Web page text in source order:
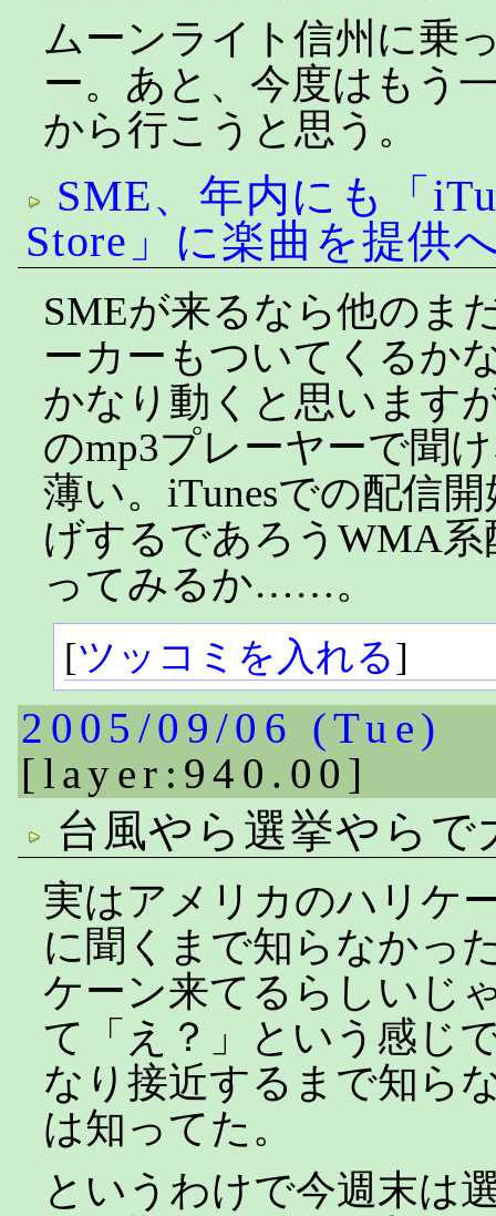
ムーンライト信州に乗
ー。あと、今度はもう
から行こうと思う。
SME、年内にも「
Store」に楽曲を提供
SMEが来るなら他のま
ーカーもついてくるか
かなり動くと思います
のmp3プレーヤーで聞
薄い。iTunesでの配信
げするであろうWMA
ってみるか……。
[ツッコミを入れる]
2005/09/06 (Tue)
[layer:940.00]
台風やら選挙やら
実はアメリカのハリケ
に聞くまで知らなかっ
ケーン来てるらしいじ
て「え？」という感じ
なり接近するまで知ら
は知ってた。
というわけで今週末は